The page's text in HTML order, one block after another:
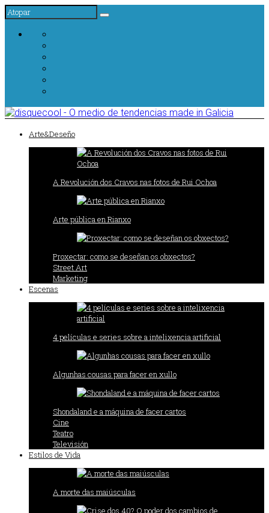
Arte&Deseño
A Revolución dos Cravos nas fotos de Rui Ochoa
Arte pública en Rianxo
Proxectar: como se deseñan os obxectos?
Street Art
Marketing
Escenas
4 películas e series sobre a intelixencia artificial
Algunhas cousas para facer en xullo
Shondaland e a máquina de facer cartos
Cine
Teatro
Televisión
Estilos de Vida
A morte das maiúsculas